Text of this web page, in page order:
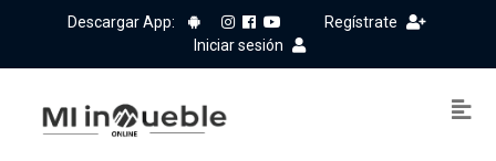
Descargar App:
Regístrate
Iniciar sesión